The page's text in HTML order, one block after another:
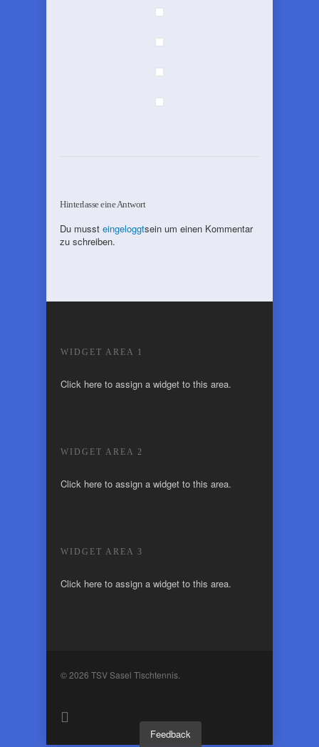
Hinterlasse eine Antwort
Du musst eingeloggtsein um einen Kommentar
zu schreiben.
WIDGET AREA 1
Click here to assign a widget to this area.
WIDGET AREA 2
Click here to assign a widget to this area.
WIDGET AREA 3
Click here to assign a widget to this area.
© 2026 TSV Sasel Tischtennis.
Feedback